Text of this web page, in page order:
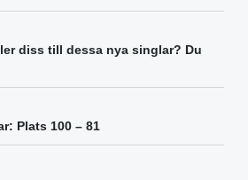
diss till dessa nya singlar? Du
Plats 100 – 81